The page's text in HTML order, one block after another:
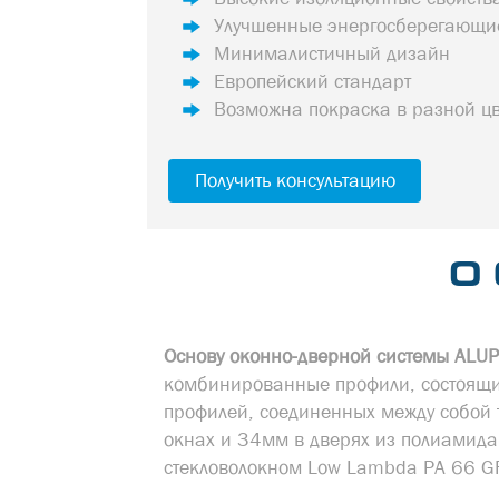
Улучшенные
Минималистичный дизайн
Европейский стандарт
Возможна покраска в разной
Получить консультацию
О
Основу оконно-дверной системы
комбинированные профили,
профилей, соединенных между
окнах и 34мм в дверях из
стекловолокном Low Lambda PA 66